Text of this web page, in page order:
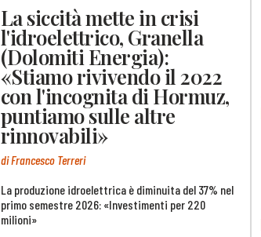
La siccità mette in crisi
l'idroelettrico, Granella
(Dolomiti Energia):
«Stiamo rivivendo il 2022
con l'incognita di Hormuz,
puntiamo sulle altre
rinnovabili»
di Francesco Terreri
La produzione idroelettrica è diminuita del 37% nel
primo semestre 2026: «Investimenti per 220
milioni»